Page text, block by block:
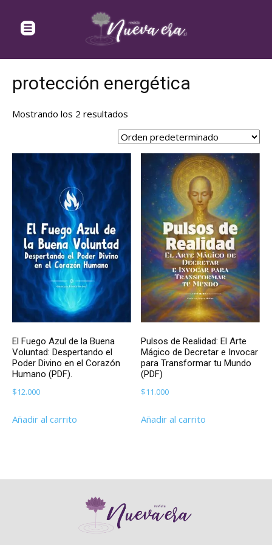
protección energética
Mostrando los 2 resultados
El Fuego Azul de la Buena
Voluntad: Despertando el
Poder Divino en el Corazón
Humano (PDF).
$12.000
Añadir al carrito
Pulsos de Realidad: El Arte
Mágico de Decretar e Invocar
para Transformar tu Mundo
(PDF)
$11.000
Añadir al carrito